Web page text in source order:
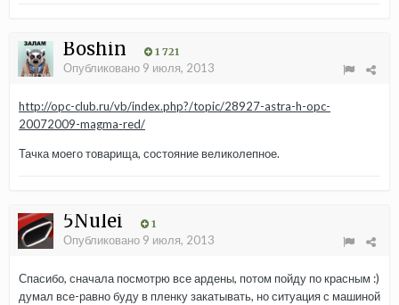
Boshin 1 721
Опубликовано 9 июля, 2013
http://opc-club.ru/vb/index.php?/topic/28927-astra-h-opc-
20072009-magma-red/
Тачка моего товарища, состояние великолепное.
5Nulei 1
Опубликовано 9 июля, 2013
Спасибо, сначала посмотрю все ардены, потом пойду по красным :)
думал все-равно буду в пленку закатывать, но ситуация с машиной